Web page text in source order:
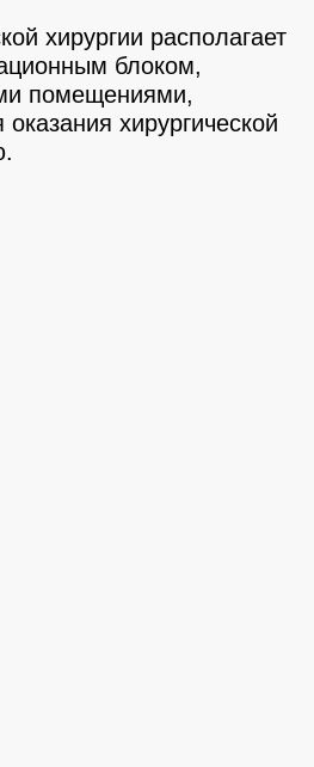
хирургии располагает
блоком,
помещениями,
хирургической